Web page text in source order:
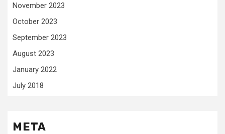
November 2023
October 2023
September 2023
August 2023
January 2022
July 2018
META